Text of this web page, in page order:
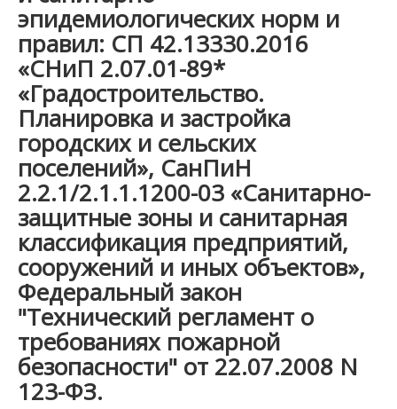
эпидемиологических норм и
правил: СП 42.13330.2016
«СНиП 2.07.01-89*
«Градостроительство.
Планировка и застройка
городских и сельских
поселений», СанПиН
2.2.1/2.1.1.1200-03 «Санитарно-
защитные зоны и санитарная
классификация предприятий,
сооружений и иных объектов»,
Федеральный закон
"Технический регламент о
требованиях пожарной
безопасности" от 22.07.2008 N
123-ФЗ.